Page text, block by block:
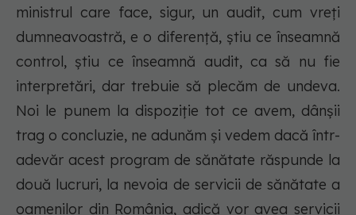
ministrul care face, sigur, un audit, cum vreți
dumneavoastră, e o diferență, știu ce înseamnă
control, știu ce înseamnă audit, ca să nu fie
interpretări, dar trebuie să plecăm de undeva.
Noi le punem la dispoziție tot ce avem, dânșii
trag o concluzie, ne adunăm și vedem dacă într-
adevăr acest program de sănătate răspunde la
două lucruri, la nevoia de servicii de sănătate a
oamenilor din România, adică vor avea servicii